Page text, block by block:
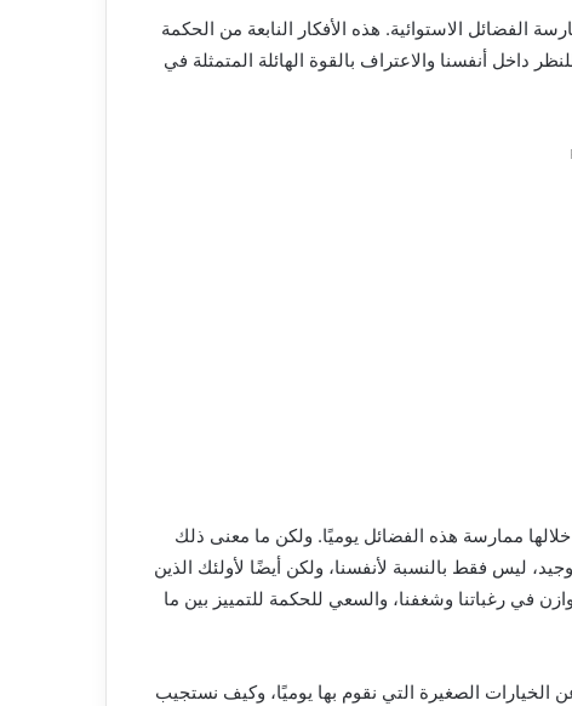
الفضائل الاستوائية. هذه الأفكار النابعة من الحكمة
داخل أنفسنا والاعتراف بالقوة الهائلة المتمثلة في
خلالها ممارسة هذه الفضائل يوميًا. ولكن ما معنى ذلك
ليس فقط بالنسبة لأنفسنا، ولكن أيضًا لأولئك الذين
في رغباتنا وشغفنا، والسعي للحكمة للتمييز بين ما
الخيارات الصغيرة التي نقوم بها يوميًا، وكيف نستجيب